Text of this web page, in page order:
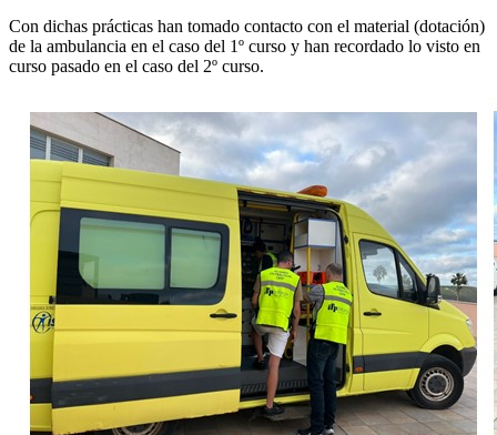
Con dichas prácticas han tomado contacto con el material (dotación)
de la ambulancia en el caso del 1º curso y han recordado lo visto en
curso pasado en el caso del 2º curso.